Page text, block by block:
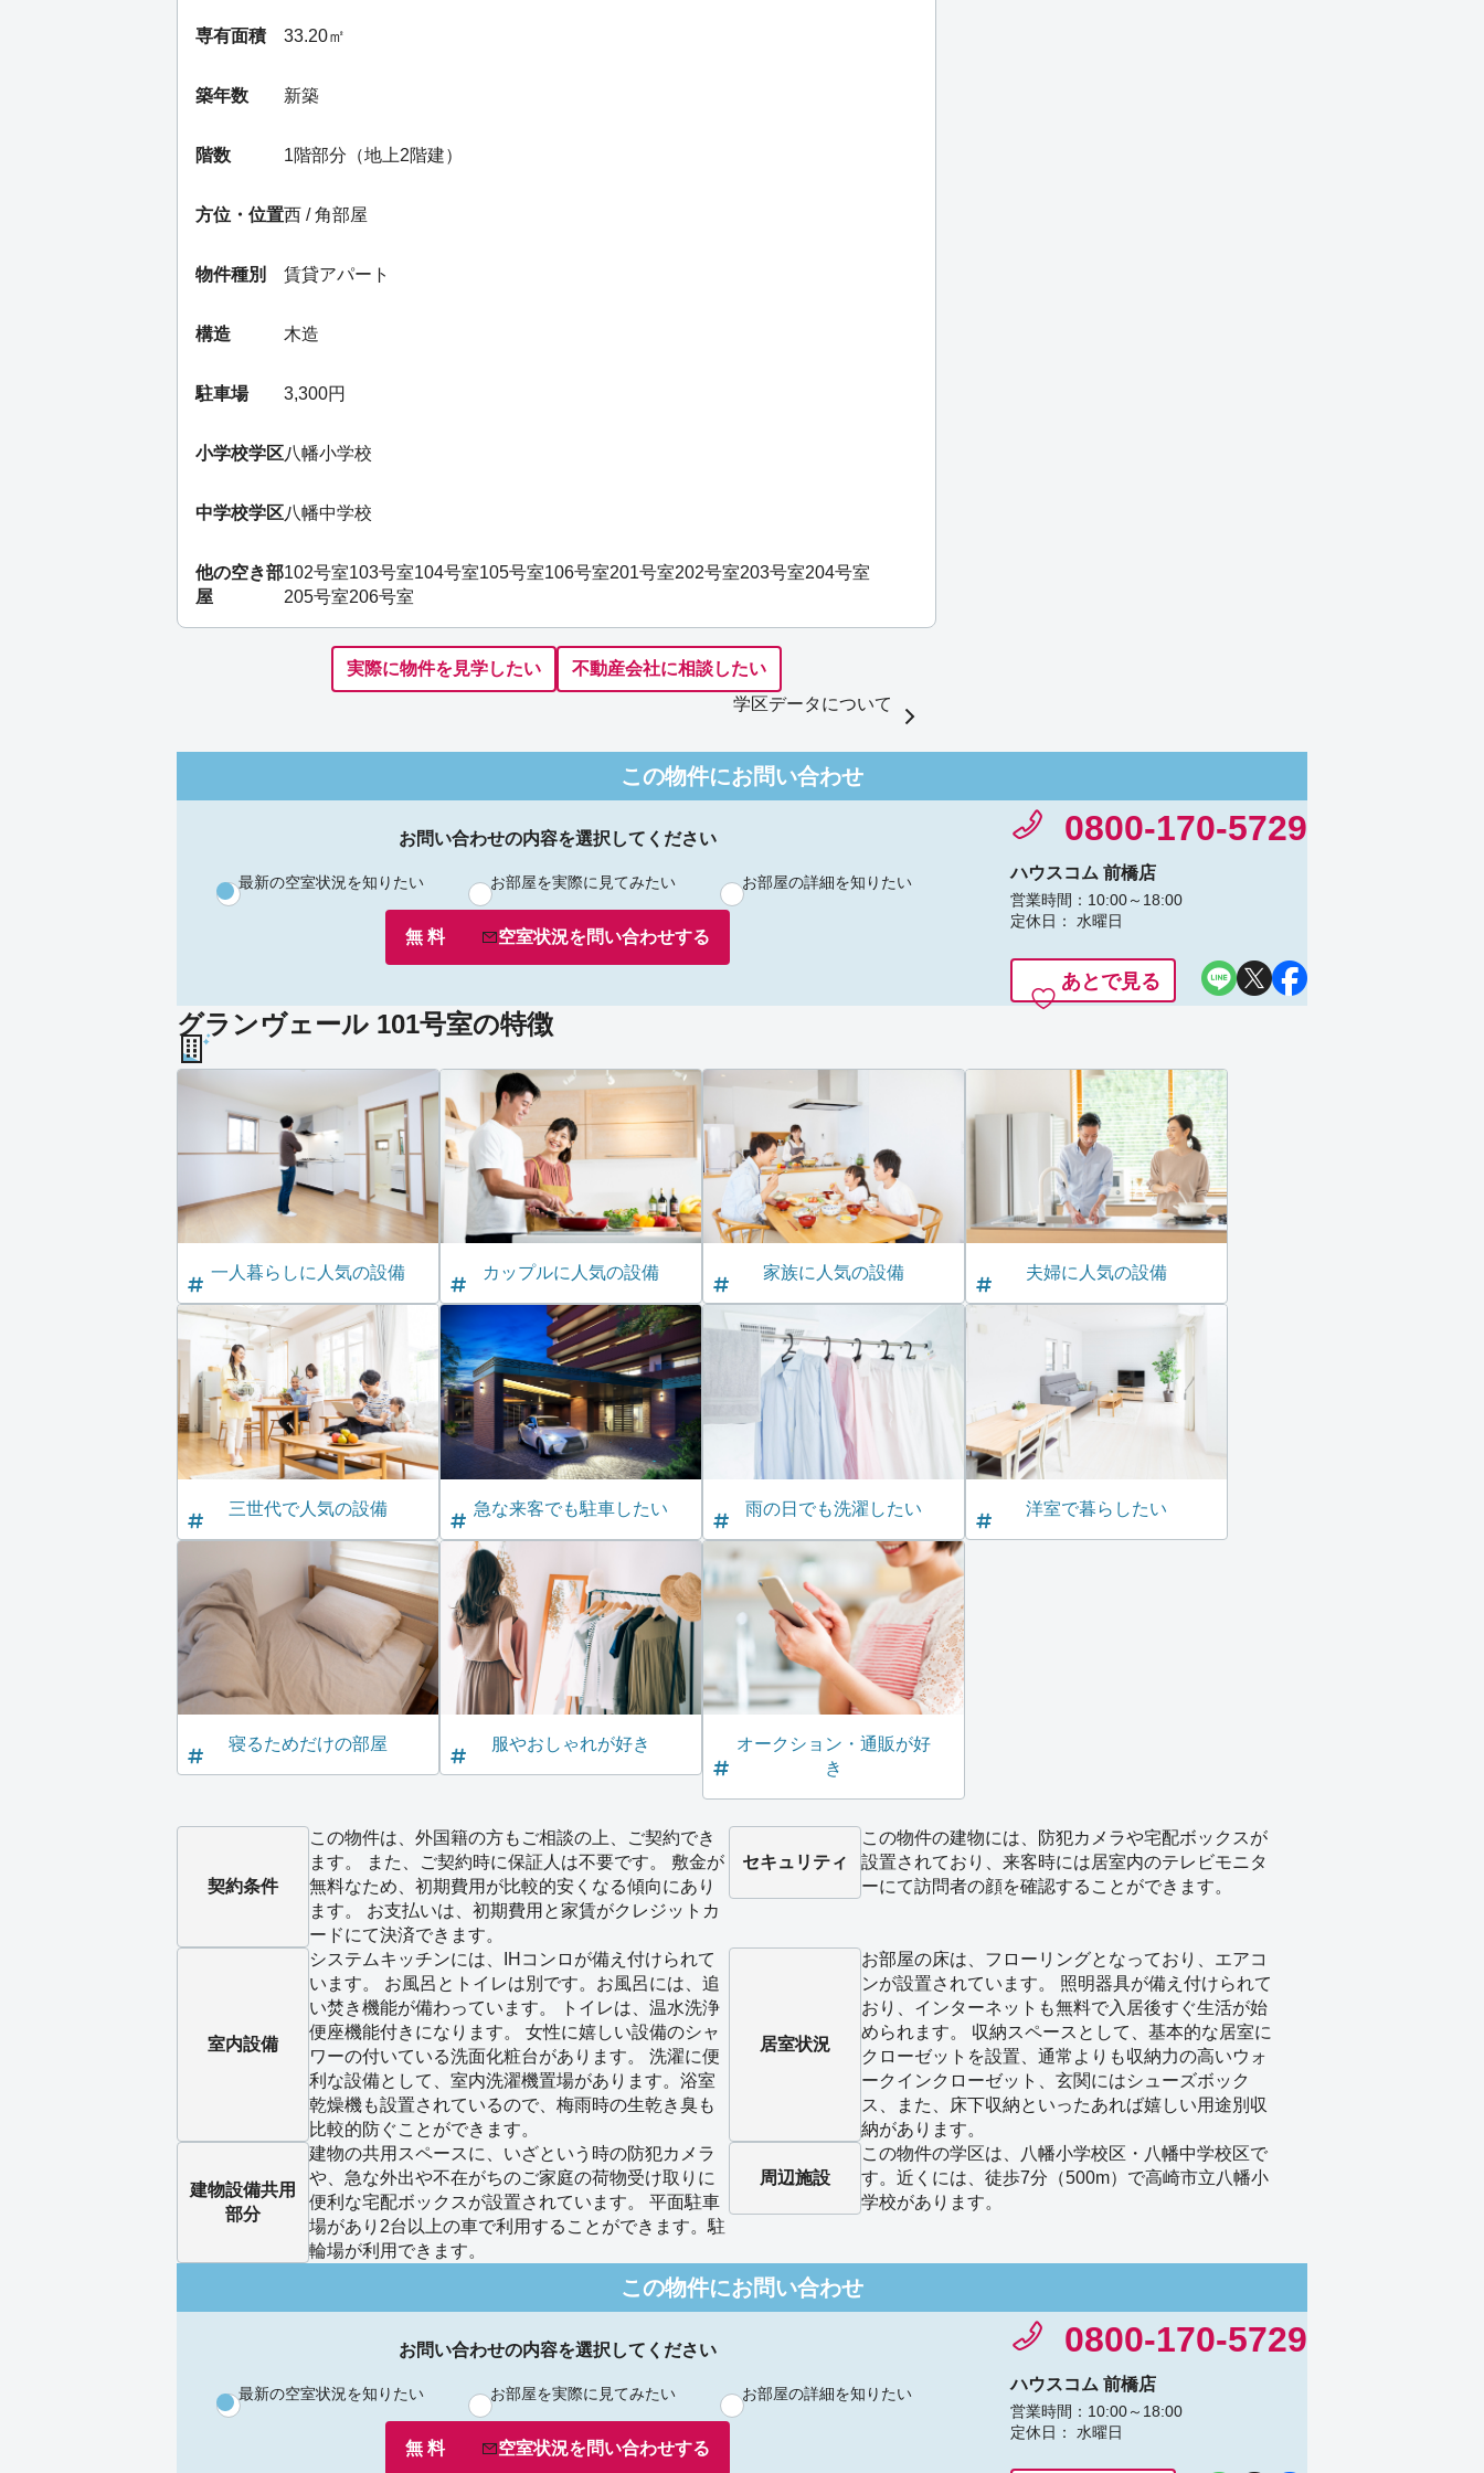
専有面積 33.20㎡
築年数 新築
階数 1階部分（地上2階建）
方位・位置西 / 角部屋
物件種別 賃貸アパート
構造 木造
駐車場 3,300円
小学校学区八幡小学校
中学校学区八幡中学校
他の空き部
屋
102号室103号室104号室105号室106号室201号室202号室203号室204号室
205号室206号室
実際に物件を見学したい
不動産会社に相談したい
学区データについて
この物件にお問い合わせ
お問い合わせの内容を選択してください
最新の空室状況を知りたい お部屋を実際に見てみたい お部屋の詳細を知りたい
無 料 空室状況を問い合わせする
0800-170-5729
ハウスコム 前橋店
営業時間：10:00～18:00
定休日： 水曜日
あとで見る
グランヴェール 101号室の特徴
一人暮らしに人気の設備 カップルに人気の設備 家族に人気の設備 夫婦に人気の設備
三世代で人気の設備 急な来客でも駐車したい 雨の日でも洗濯したい 洋室で暮らしたい
寝るためだけの部屋 服やおしゃれが好き
オークション・通販が好
き
契約条件
この物件は、外国籍の方もご相談の上、ご契約でき
ます。 また、ご契約時に保証人は不要です。 敷金が
無料なため、初期費用が比較的安くなる傾向にあり
ます。 お支払いは、初期費用と家賃がクレジットカ
ードにて決済できます。
セキュリティ
この物件の建物には、防犯カメラや宅配ボックスが
設置されており、来客時には居室内のテレビモニタ
ーにて訪問者の顔を確認することができます。
室内設備
システムキッチンには、IHコンロが備え付けられて
います。 お風呂とトイレは別です。お風呂には、追
い焚き機能が備わっています。 トイレは、温水洗浄
便座機能付きになります。 女性に嬉しい設備のシャ
ワーの付いている洗面化粧台があります。 洗濯に便
利な設備として、室内洗濯機置場があります。浴室
乾燥機も設置されているので、梅雨時の生乾き臭も
比較的防ぐことができます。
居室状況
お部屋の床は、フローリングとなっており、エアコ
ンが設置されています。 照明器具が備え付けられて
おり、インターネットも無料で入居後すぐ生活が始
められます。 収納スペースとして、基本的な居室に
クローゼットを設置、通常よりも収納力の高いウォ
ークインクローゼット、玄関にはシューズボック
ス、また、床下収納といったあれば嬉しい用途別収
納があります。
建物設備共用
部分
建物の共用スペースに、いざという時の防犯カメラ
や、急な外出や不在がちのご家庭の荷物受け取りに
便利な宅配ボックスが設置されています。 平面駐車
場があり2台以上の車で利用することができます。駐
輪場が利用できます。
周辺施設
この物件の学区は、八幡小学校区・八幡中学校区で
す。近くには、徒歩7分（500m）で高崎市立八幡小
学校があります。
この物件にお問い合わせ
お問い合わせの内容を選択してください
最新の空室状況を知りたい お部屋を実際に見てみたい お部屋の詳細を知りたい
無 料 空室状況を問い合わせする
0800-170-5729
ハウスコム 前橋店
営業時間：10:00～18:00
定休日： 水曜日